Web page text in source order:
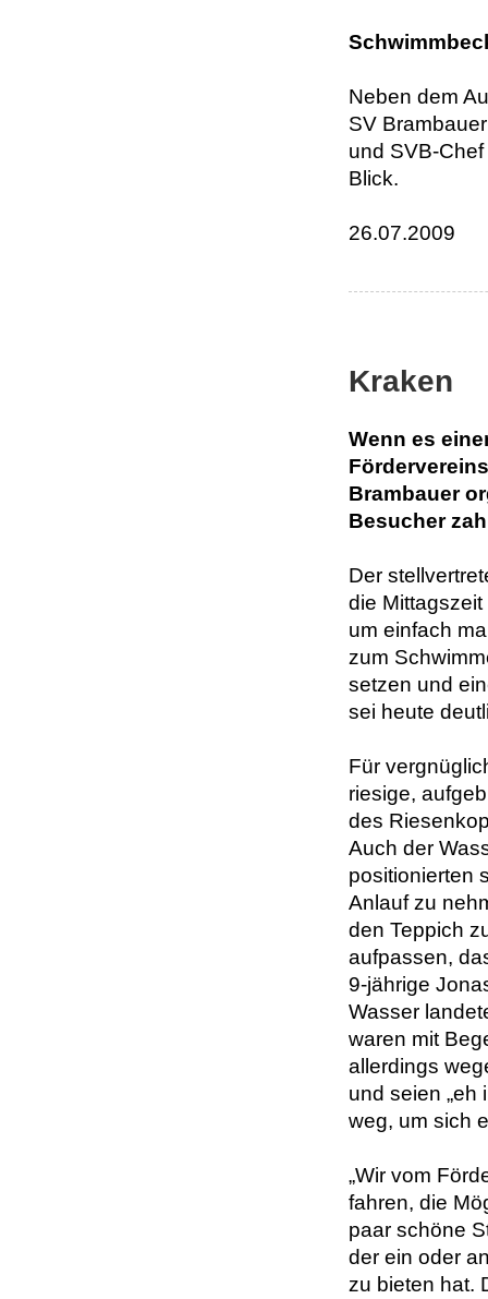
Neben dem
SV
und SVB-
Blick.
26.07.2009
Kraken
Wenn es
Brambauer
Besucher
Der
die
um einfach
zum
setzen und
sei heute
Für
riesige,
des
Auch der
positionierten
Anlauf zu
den Teppich
aufpassen,
9-jährige
Wasser
waren mit
allerdings
und seien „eh
weg, um sich
„Wir vom
fahren, die
paar schöne
der ein oder
zu bieten hat.